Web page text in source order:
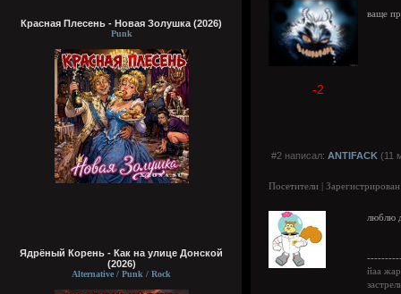
Красная Плесень - Новая Золушка (2026)
Punk
Ядрёный Корень - Как на улице Донской
(2026)
Alternative / Punk / Rock
ваще
-2
#2 написал: ANTIFACK (11
Посетители |
люблю
йаа